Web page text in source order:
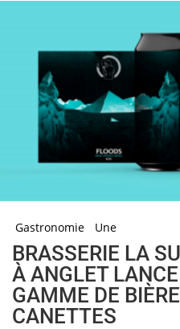
Gastronomie Une
BRASSERIE LA
À ANGLET
GAMME DE
CANETTES